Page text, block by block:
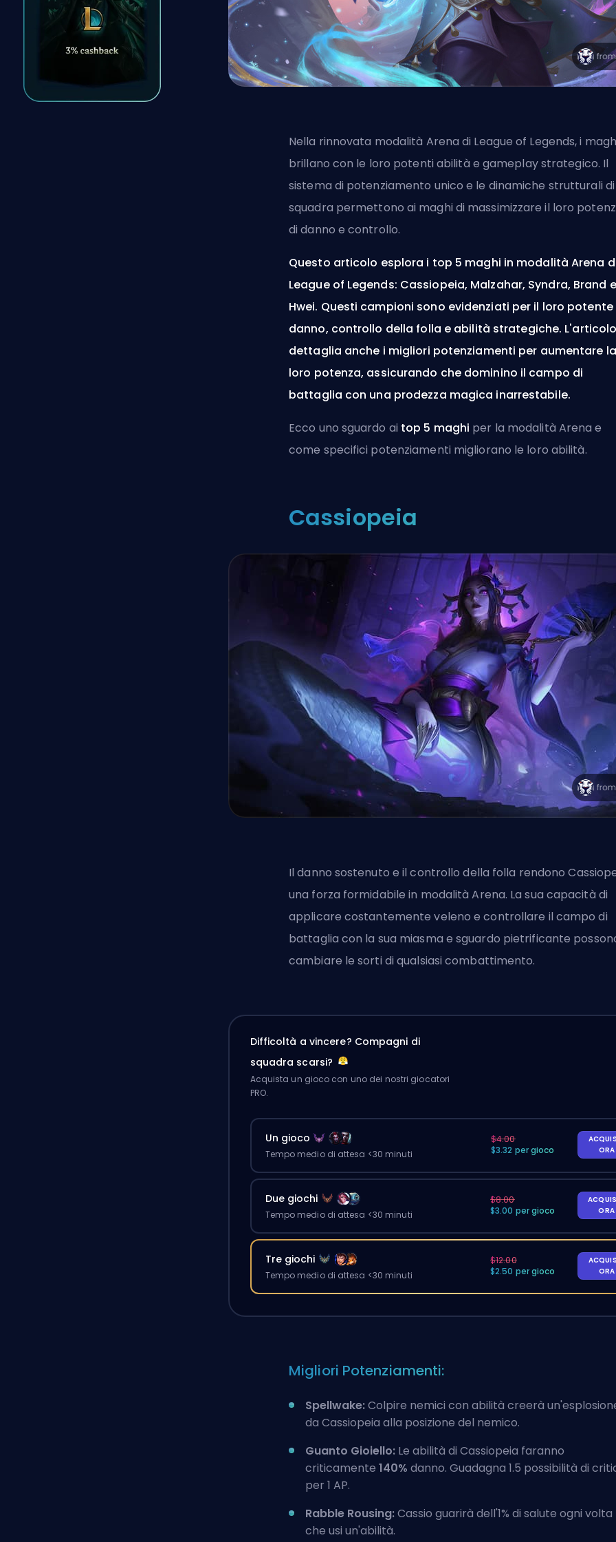
Nella rinnovata modalità Arena di League of Legends, i
brillano con le loro potenti abilità e gameplay strategico. Il
sistema di potenziamento unico e le dinamiche strutturali di
squadra permettono ai maghi di massimizzare il loro
di danno e controllo.
Questo articolo esplora i top 5 maghi in modalità Arena
League of Legends: Cassiopeia, Malzahar, Syndra, Brand e
Hwei. Questi campioni sono evidenziati per il loro potente
danno, controllo della folla e abilità strategiche.
dettaglia anche i migliori potenziamenti per aumentare la
loro potenza, assicurando che dominino il campo di
battaglia con una prodezza magica inarrestabile.
Ecco uno sguardo ai top 5 maghi per la modalità Arena e
come specifici potenziamenti migliorano le loro abilità.
Cassiopeia
Il danno sostenuto e ilcontrollo della folla rendono
una forza formidabile in modalità Arena. La sua capacità di
applicare costantemente veleno e controllare il campo di
battaglia con la sua miasma e sguardo pietrificante
cambiare le sorti di qualsiasi combattimento.
Difficoltà a vincere? Compagni di
squadra scarsi?
Acquista un gioco con uno dei nostri giocatori
PRO.
Un gioco
Tempo medio di attesa <30 minuti
$4.00
$3.32 per gioco
ORA
Due giochi
Tempo medio di attesa <30 minuti
$8.00
$3.00 per gioco
ORA
Tre giochi
Tempo medio di attesa <30 minuti
$12.00
$2.50 per gioco
ORA
Migliori Potenziamenti:
Spellwake:Colpire nemici con abilità creerà
da Cassiopeia alla posizione del nemico.
Guanto Gioiello: Le abilità di Cassiopeia faranno
criticamente 140% danno. Guadagna 1.5 possibilità di
per 1 AP.
Rabble Rousing:Cassio guarirà dell'1% di salute ogni volta
che usi un'abilità.